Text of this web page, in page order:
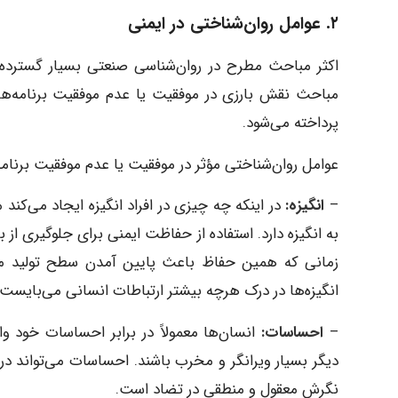
۲. عوامل روان‌شناختی در ایمنی
اکثر مباحث مطرح در روان‌شناسی صنعتی بسیار
مباحث نقش بارزی در موفقیت یا عدم موفقیت
پرداخته می‌شود.
عوامل روان‌شناختی مؤثر در موفقیت یا عدم موفقیت
– انگیزه: در اینکه چه چیزی در افراد انگیزه ایجاد
به انگیزه دارد. استفاده از حفاظت ایمنی برای جلوگیری
زمانی که همین حفاظ باعث پایین آمدن سطح تولید
انگیزه‌ها در درک هرچه بیشتر ارتباطات انسانی می‌بایست
– احساسات: انسان‌ها معمولاً در برابر احساسات
دیگر بسیار ویرانگر و مخرب باشند. احساسات
نگرش معقول و منطقی در تضاد است.